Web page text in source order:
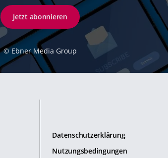
Jetzt abonnieren
© Ebner Media Group
Datenschutzerklärung
Nutzungsbedingungen